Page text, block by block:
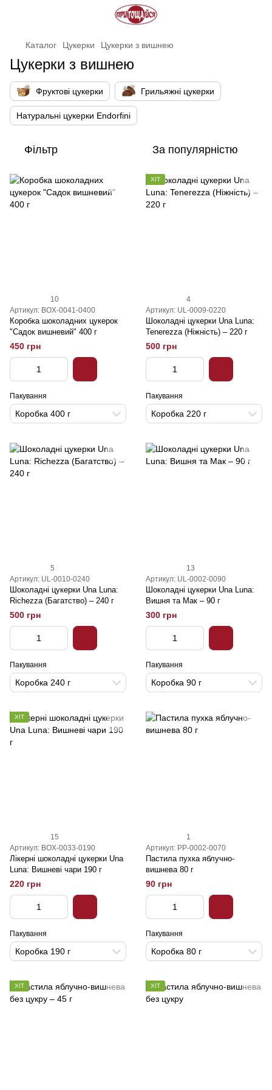
Каталог Цукерки Цукерки з вишнею
Цукерки з вишнею
Фруктові цукерки Грильяжні цукерки
Натуральні цукерки Endorfini
Фільтр За популярністю
10
Артикул: BOX-0041-0400
Коробка шоколадних цукерок
"Садок вишневий" 400 г
450 грн
Пакування
Коробка 400 г
ХІТ
4
Артикул: UL-0009-0220
Шоколадні цукерки Una Luna:
Tenerezza (Ніжність) – 220 г
500 грн
Пакування
Коробка 220 г
5
Артикул: UL-0010-0240
Шоколадні цукерки Una Luna:
Richezza (Багатство) – 240 г
500 грн
Пакування
Коробка 240 г
13
Артикул: UL-0002-0090
Шоколадні цукерки Una Luna:
Вишня та Мак – 90 г
300 грн
Пакування
Коробка 90 г
ХІТ
15
Артикул: BOX-0033-0190
Лікерні шоколадні цукерки Una
Luna: Вишневі чари 190 г
220 грн
Пакування
Коробка 190 г
1
Артикул: PP-0002-0070
Пастила пухка яблучно-
вишнева 80 г
90 грн
Пакування
Коробка 80 г
ХІТ ХІТ